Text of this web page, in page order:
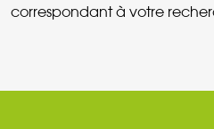
correspondant à votre